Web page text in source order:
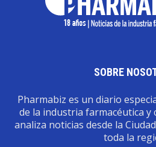
SOBRE
Pharmabiz es un diario
de la industria farmacéutica y
analiza noticias desde la
toda la